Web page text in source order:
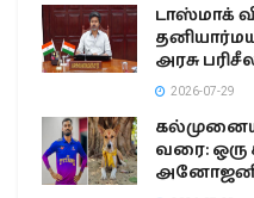
டாஸ்மாக்
அரசு
2026-07-29
வரை: